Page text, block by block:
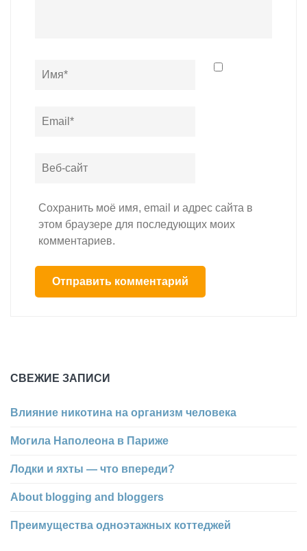
Сохранить моё имя, email и адрес сайта в
этом браузере для последующих моих
комментариев.
СВЕЖИЕ ЗАПИСИ
Влияние никотина на организм человека
Могила Наполеона в Париже
Лодки и яхты — что впереди?
About blogging and bloggers
Преимущества одноэтажных коттеджей